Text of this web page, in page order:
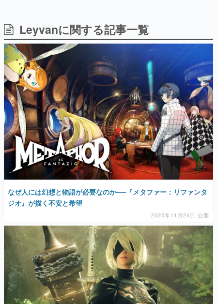
日本のコンテンツ産業やカルチャーに与えた影響を探る企
画です。
日本モバイルゲーム産業史
日本のモバイルゲーム史における主要なトピック・タイト
ルを網羅するほか、開発者へのインタビューや識者による
解説を掲載。約20年の歴史が一望できる決定版！
若ゲのいたり〜ゲームクリエイターの青春〜
『うつヌケ』『ペンと箸』等で知られるマンガ家・田中圭
一先生によるゲーム業界レポートマンガです。
なんでゲームは面白い？
ゲーム開発者・hamatsu氏がゲームの魅力を画面や操作の
具体的な形から解き明かしていく、硬派で骨太な評論連載
です。
ゲームが変えた日本語
「経験値」「裏技」「ラスボス」… ゲームにまつわる言葉
イニーP氏が徹底調査。
カテゴリ
特集記事
女性向け
アプリレビュー
Leyvanに関する記事一覧
なぜ人には幻想と物語が必要なのか──『メタファー：リファンタ
ジオ』が描く不安と希望
2025年11月24日 公開